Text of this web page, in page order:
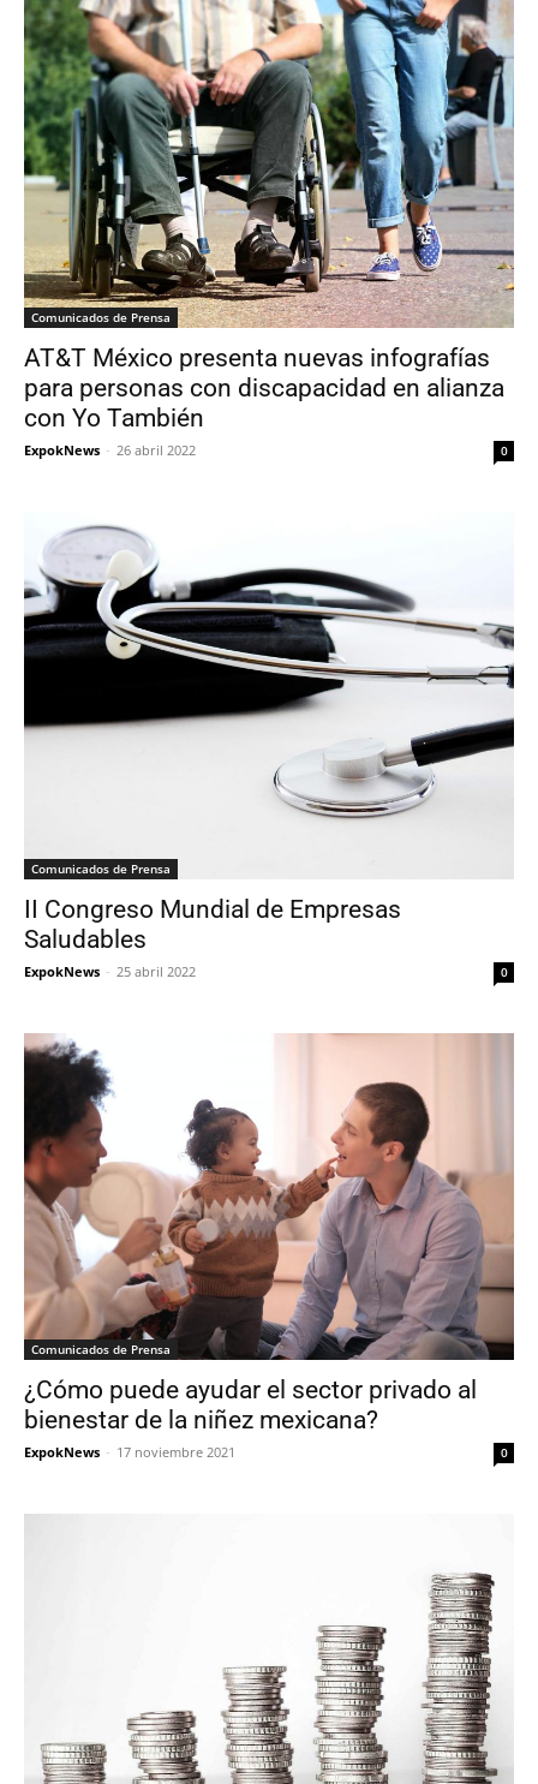
Comunicados de Prensa
AT&T México presenta nuevas infografías
para personas con discapacidad en alianza
con Yo También
ExpokNews - 26 abril 2022 0
Comunicados de Prensa
II Congreso Mundial de Empresas
Saludables
ExpokNews - 25 abril 2022 0
Comunicados de Prensa
¿Cómo puede ayudar el sector privado al
bienestar de la niñez mexicana?
ExpokNews - 17 noviembre 2021 0